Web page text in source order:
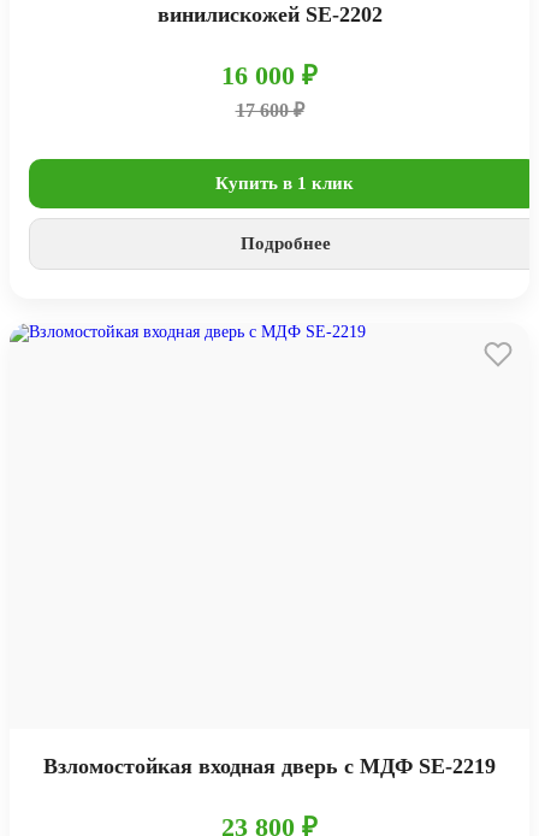
винилискожей SE-2202
16 000 ₽
17 600 ₽
Купить в 1 клик
Подробнее
Взломостойкая входная дверь с МДФ SE-2219
23 800 ₽